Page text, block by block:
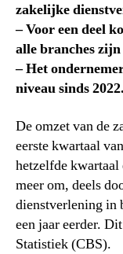
zakelijke
– Voor een deel
alle branches
– Het
niveau sinds 2022.
De omzet van de
eerste kwartaal
hetzelfde kwartaal
meer om, deels
dienstverlening in
een jaar eerder.
Statistiek (CBS).